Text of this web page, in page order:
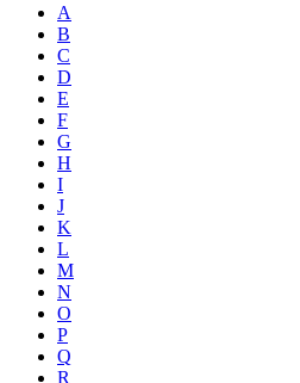
A
B
C
D
E
F
G
H
I
J
K
L
M
N
O
P
Q
R